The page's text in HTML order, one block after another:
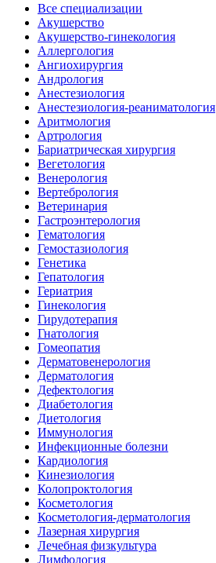
Все специализации
Акушерство
Акушерство-гинекология
Аллергология
Ангиохирургия
Андрология
Анестезиология
Анестезиология-реаниматология
Аритмология
Артрология
Бариатрическая хирургия
Вегетология
Венерология
Вертебрология
Ветеринария
Гастроэнтерология
Гематология
Гемостазиология
Генетика
Гепатология
Гериатрия
Гинекология
Гирудотерапия
Гнатология
Гомеопатия
Дерматовенерология
Дерматология
Дефектология
Диабетология
Диетология
Иммунология
Инфекционные болезни
Кардиология
Кинезиология
Колопроктология
Косметология
Косметология-дерматология
Лазерная хирургия
Лечебная физкультура
Лимфология